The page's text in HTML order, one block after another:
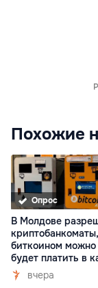
Похожие
Опрос
В Молдове
криптобанкоматы,
биткоином можно
будет платить в
вчера